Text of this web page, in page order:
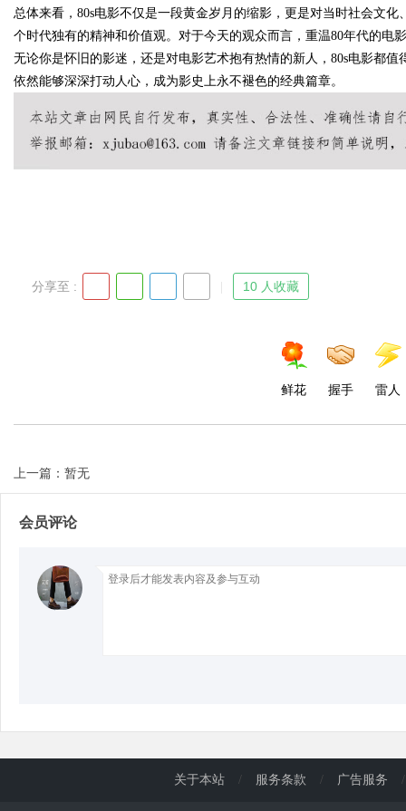
Bo
总体来看，80s电影不仅是一段黄金岁月的缩影，更是对当时社会文
个时代独有的精神和价值观。对于今天的观众而言，重温80年代的电
无论你是怀旧的影迷，还是对电影艺术抱有热情的新人，80s电影都
依然能够深深打动人心，成为影史上永不褪色的经典篇章。
分享至 : 10 人收藏
鲜花 握手 雷人
上一篇：暂无
会员评论
关于本站 / 服务条款 / 广告服务 /